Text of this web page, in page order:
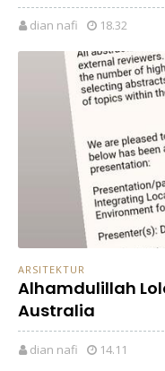
dian nafi 18.32
ARSITEKTUR
Alhamdulillah
Australia
dian nafi 14.11